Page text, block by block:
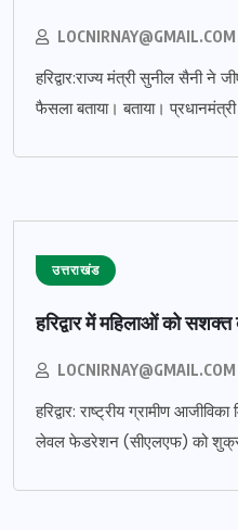
LOCNIRNAY@GMAIL.COM
हरिद्वार:राज्य मंत्री सुनील सैनी ने
फैसला बताया। बताया।
उत्तराखंड
हरिद्वार में महिलाओं को सशक्त
LOCNIRNAY@GMAIL.COM
हरिद्वार: राष्ट्रीय ग्रामीण
लेवल फेडरेशन (सीएलएफ) को